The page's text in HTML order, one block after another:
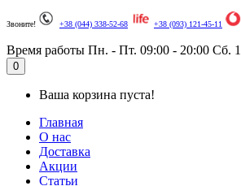
Звоните! +38 (044) 338-52-68 +38 (093) 121-45-11
Время работы Пн. - Пт. 09:00 - 20:00 Сб.
0
Ваша корзина пуста!
Главная
О нас
Доставка
Акции
Статьи